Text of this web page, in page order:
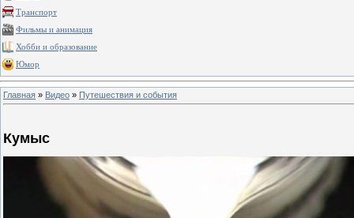
Транспорт
Фильмы и анимация
Хобби и образование
Юмор
Главная » Видео » Путешествия и события
Кумыс